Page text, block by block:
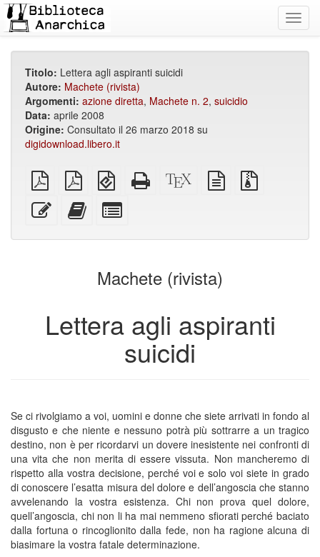
Titolo: Lettera agli aspiranti suicidi
Autore: Machete (rivista)
Argomenti: azione diretta, Machete n. 2, suicidio
Data: aprile 2008
Origine: Consultato il 26 marzo 2018 su
digidownload.libero.it
PDF
semplice
PDF
impaginato
EPUB
(per
dispositivi
portatili)
HTML
completo
Sorgenti
XeLaTeX
sorgente
Modifica
questo
Aggiungi
questo
all'impaginatore
per
Machete (rivista)
Lettera agli aspiranti
suicidi
Se ci rivolgiamo a voi, uomini e donne che siete arrivati in fondo al
disgusto e che niente e nessuno potrà più sottrarre a un tragico
destino, non è per ricordarvi un dovere inesistente nei confronti di
una vita che non merita di essere vissuta. Non mancheremo di
rispetto alla vostra decisione, perché voi e solo voi siete in grado
di conoscere l’esatta misura del dolore e dell’angoscia che stanno
avvelenando la vostra esistenza. Chi non prova quel dolore,
quell’angoscia, chi non li ha mai nemmeno sfiorati perché baciato
dalla fortuna o rincoglionito dalla fede, non ha ragione alcuna di
biasimare la vostra fatale determinazione.